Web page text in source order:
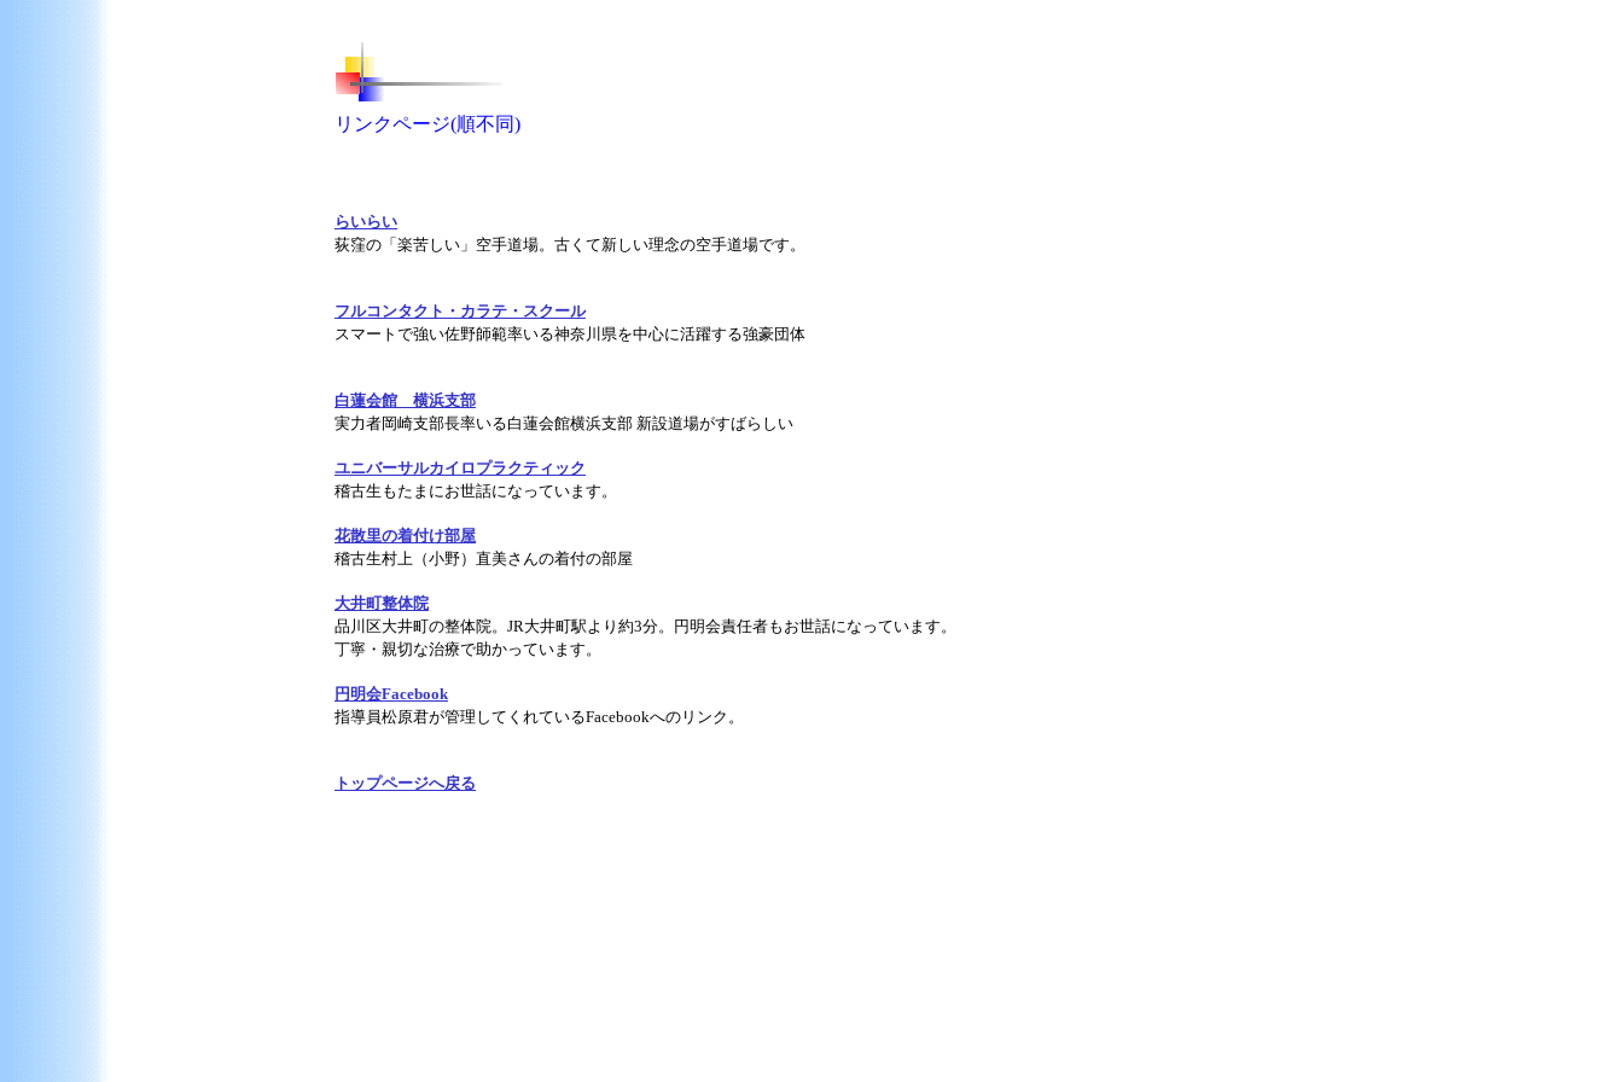
リンクページ(順不同)
らいらい
荻窪の「楽苦しい」空手道場。古くて新しい理念の空手道場です。
フルコンタクト・カラテ・スクール
スマートで強い佐野師範率いる神奈川県を中心に活躍する強豪団体
白蓮会館 横浜支部
実力者岡崎支部長率いる白蓮会館横浜支部 新設道場がすばらしい
ユニバーサルカイロプラクティック
稽古生もたまにお世話になっています。
花散里の着付け部屋
稽古生村上（小野）直美さんの着付の部屋
大井町整体院
品川区大井町の整体院。JR大井町駅より約3分。円明会責任者もお世話になっています。
丁寧・親切な治療で助かっています。
円明会Facebook
指導員松原君が管理してくれているFacebookへのリンク。
トップページへ戻る